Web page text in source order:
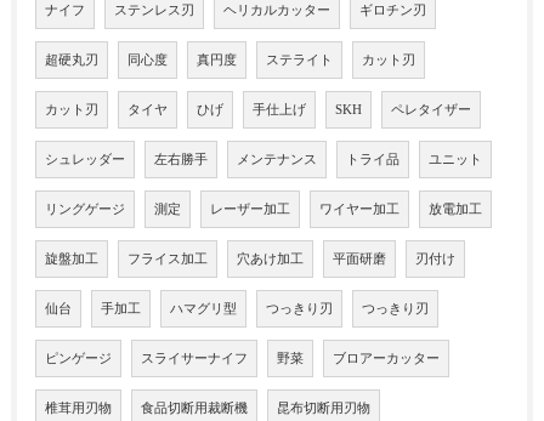
ナイフ ステンレス刃 ヘリカルカッター ギロチン刃
超硬丸刃 同心度 真円度 ステライト カット刃
カット刃 タイヤ ひげ 手仕上げ SKH ペレタイザー
シュレッダー 左右勝手 メンテナンス トライ品 ユニット
リングゲージ 測定 レーザー加工 ワイヤー加工 放電加工
旋盤加工 フライス加工 穴あけ加工 平面研磨 刃付け
仙台 手加工 ハマグリ型 つっきり刃 つっきり刃
ピンゲージ スライサーナイフ 野菜 ブロアーカッター
椎茸用刃物 食品切断用裁断機 昆布切断用刃物